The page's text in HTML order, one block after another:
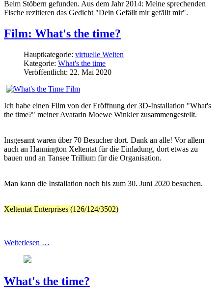
Beim Stöbern gefunden. Aus dem Jahr 2014: Meine sprechenden
Fische rezitieren das Gedicht "Dein Gefällt mir gefällt mir".
Film: What's the time?
Hauptkategorie: virtuelle Welten
Kategorie: What's the time
Veröffentlicht: 22. Mai 2020
Ich habe einen Film von der Eröffnung der 3D-Installation "What's
the time?" meiner Avatarin Moewe Winkler zusammengestellt.
Insgesamt waren über 70 Besucher dort. Dank an alle! Vor allem
auch an Hannington Xeltentat für die Einladung, dort etwas zu
bauen und an Tansee Trillium für die Organisation.
Man kann die Installation noch bis zum 30. Juni 2020 besuchen.
Xeltentat Enterprises (126/124/3502)
Weiterlesen …
What's the time?